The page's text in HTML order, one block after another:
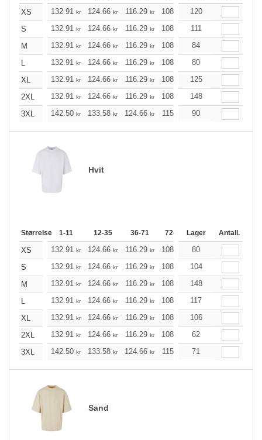
XS 132.91 kr 124.66 kr 116.29 kr 108.04 kr 99.68
120
S
132.91 kr 124.66 kr 116.29 kr 108.04 99.68
111
M
132.91 kr 124.66 kr 116.29 kr 108.04
84
L
132.91 kr 124.66 kr 116.29 kr 108.04
80
XL
132.91 kr 124.66 kr 116.29 kr 108.04 kr 99.68
125
2XL
132.91 kr 124.66 kr 116.29 kr 108.04 kr 99.68
148
3XL
142.50 kr 133.58 kr 124.66 kr 115.85 106.93
90
Hvit
Størrelse 1-11 12-35 36-71 72-143 144-287
Lager Antall.
XS 132.91 kr 124.66 kr 116.29 kr 108.04
80
S
132.91 kr 124.66 kr 116.29 kr 108.04 kr 99.68
104
M
132.91 kr 124.66 kr 116.29 kr 108.04 kr 99.68
148
L
132.91 kr 124.66 kr 116.29 kr 108.04 kr 99.68
117
XL
132.91 kr 124.66 kr 116.29 kr 108.04 kr 99.68
106
2XL
132.91 kr 124.66 kr 116.29 kr 108.04
62
3XL
142.50 kr 133.58 kr 124.66 kr 115.85 106.93
71
Sand